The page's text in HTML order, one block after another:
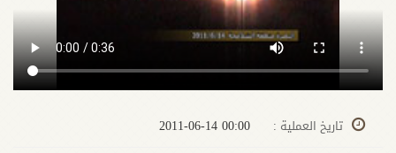
تاريخ العملية :